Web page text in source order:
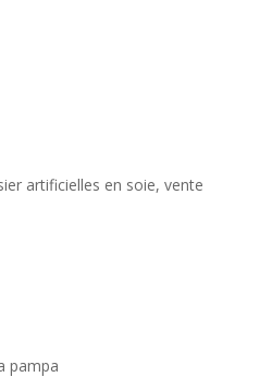
artificielles en soie, vente
pampa